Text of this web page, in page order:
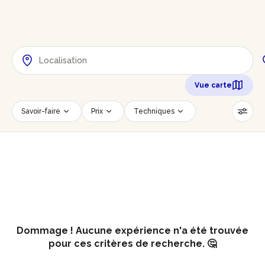
Vue carte
Savoir-faire Prix Techniques
Date Créneau horaire
Dommage ! Aucune expérience n'a été trouvée
pour ces critères de recherche. 🤔